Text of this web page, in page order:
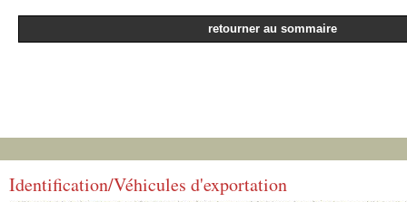
retourner au sommaire
Identification/Véhicules d'exportation